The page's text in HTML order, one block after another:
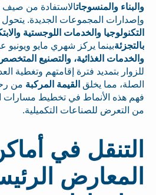
والبناء والمنسوجاتالاستفادة من صيف
وإصدارات المجموعات الجديدة.
التكنولوجيا والخدمات اللوجستية
بالتجزئةبينما يركز شهري مايو ويونيو
والخدمات الغذائية، والتصنيع
للزوار بتمديد فترة إقامتهم وتغطية
الصلة، مما يخلق القيمة المركبة من
فهم هذه الأنماط في تخطيط مسارات
من التعرض للصناعات التكميلية.
التنقل في
المعارض